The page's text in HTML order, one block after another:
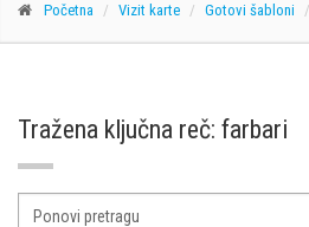
Početna Vizit karte Gotovi šabloni
Tražena ključna reč: farbari